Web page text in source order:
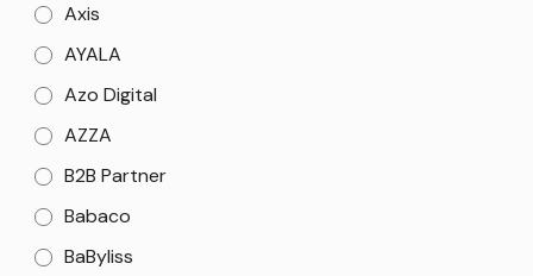
Axis
AYALA
Azo Digital
AZZA
B2B Partner
Babaco
BaByliss